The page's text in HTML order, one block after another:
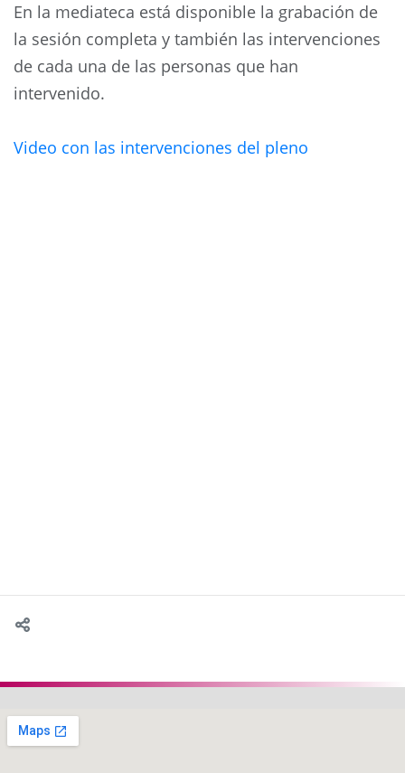
En la mediateca está disponible la grabación de
la sesión completa y también las intervenciones
de cada una de las personas que han
intervenido.
Video con las intervenciones del pleno